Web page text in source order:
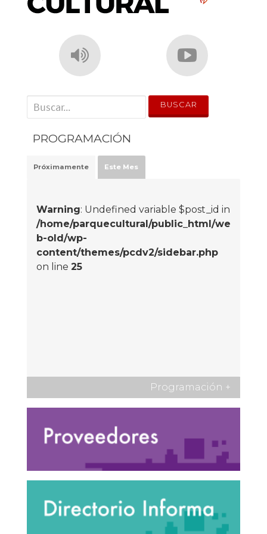
' . __('Search for:') . '
PROGRAMACIÓN
Próximamente Este Mes
Warning: Undefined variable $post_id in
/home/parquecultural/public_html/we
b-old/wp-
content/themes/pcdv2/sidebar.php
on line 25
Programación +